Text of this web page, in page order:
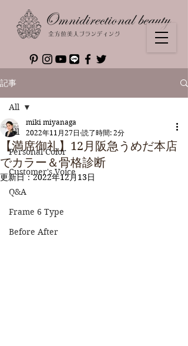
記事
All
Personal Color
Customer's Voice
Q&A
Frame 6 Type
Before After
All
【満席御礼】12月阪急うめだ本店
でカラー＆骨格診断
miki miyanaga
2022年11月27日 読了時間: 2分
更新日：2022年12月13日